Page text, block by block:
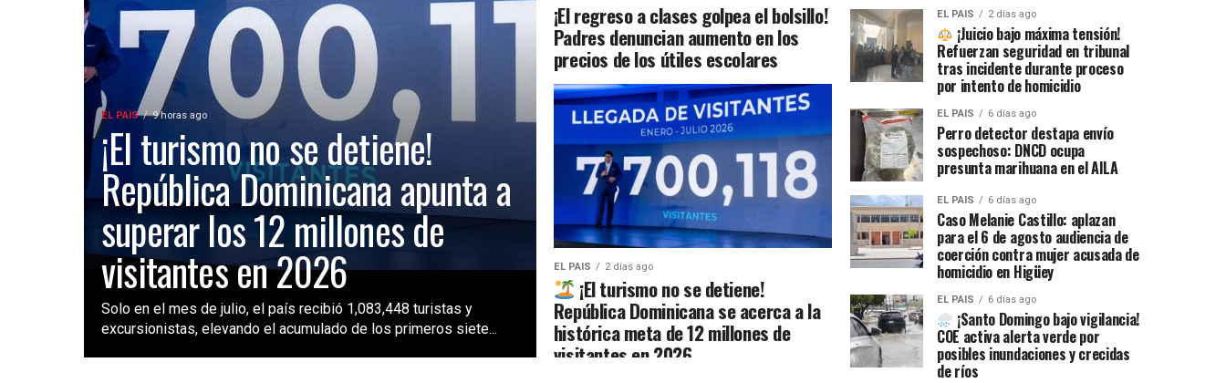
EL PAIS 9 horas ago
¡El turismo no se detiene!
República Dominicana apunta a
superar los 12 millones de
visitantes en 2026
Solo en el mes de julio, el país recibió 1,083,448 turistas y
excursionistas, elevando el acumulado de los primeros siete...
¡El regreso a clases golpea el bolsillo!
Padres denuncian aumento en los
precios de los útiles escolares
EL PAIS 2 días ago
¡El turismo no se detiene!
República Dominicana se acerca a la
histórica meta de 12 millones de
visitantes en 2026
EL PAIS 2 días ago
¡Juicio bajo máxima tensión!
Refuerzan seguridad en tribunal
tras incidente durante proceso
por intento de homicidio
EL PAIS 6 días ago
Perro detector destapa envío
sospechoso: DNCD ocupa
presunta marihuana en el AILA
EL PAIS 6 días ago
Caso Melanie Castillo: aplazan
para el 6 de agosto audiencia de
coerción contra mujer acusada de
homicidio en Higüey
EL PAIS 6 días ago
¡Santo Domingo bajo vigilancia!
COE activa alerta verde por
posibles inundaciones y crecidas
de ríos